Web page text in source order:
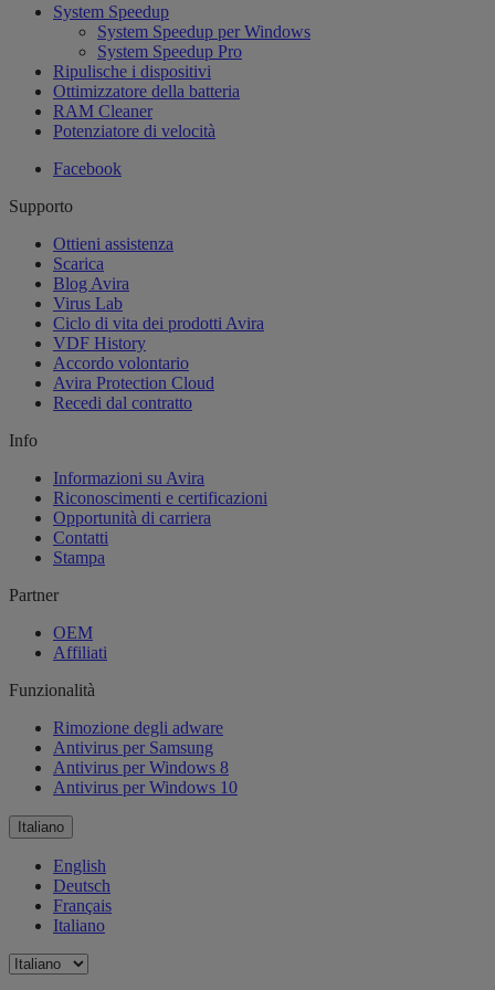
System Speedup
System Speedup per Windows
System Speedup Pro
Ripulische i dispositivi
Ottimizzatore della batteria
RAM Cleaner
Potenziatore di velocità
Facebook
Supporto
Ottieni assistenza
Scarica
Blog Avira
Virus Lab
Ciclo di vita dei prodotti Avira
VDF History
Accordo volontario
Avira Protection Cloud
Recedi dal contratto
Info
Informazioni su Avira
Riconoscimenti e certificazioni
Opportunità di carriera
Contatti
Stampa
Partner
OEM
Affiliati
Funzionalità
Rimozione degli adware
Antivirus per Samsung
Antivirus per Windows 8
Antivirus per Windows 10
Italiano
English
Deutsch
Français
Italiano